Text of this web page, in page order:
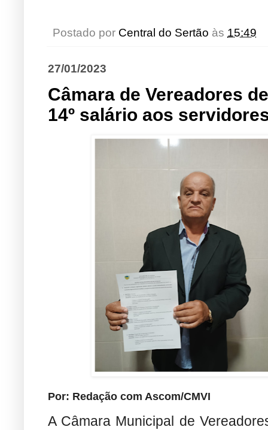
Postado por Central do Sertão às 15:49
27/01/2023
Câmara de Vereadores
14º salário aos
Por: Redação com Ascom/CMVI
A Câmara Municipal de